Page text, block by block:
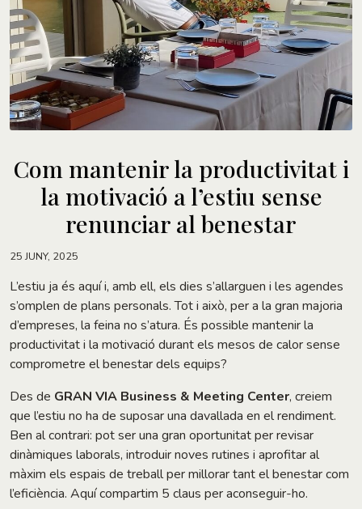
Com mantenir la productivitat i
la motivació a l’estiu sense
renunciar al benestar
25 JUNY, 2025
L’estiu ja és aquí i, amb ell, els dies s’allarguen i les agendes
s’omplen de plans personals. Tot i això, per a la gran majoria
d’empreses, la feina no s’atura. És possible mantenir la
productivitat i la motivació durant els mesos de calor sense
comprometre el benestar dels equips?
Des de GRAN VIA Business & Meeting Center, creiem
que l’estiu no ha de suposar una davallada en el rendiment.
Ben al contrari: pot ser una gran oportunitat per revisar
dinàmiques laborals, introduir noves rutines i aprofitar al
màxim els espais de treball per millorar tant el benestar com
l’eficiència. Aquí compartim 5 claus per aconseguir-ho.